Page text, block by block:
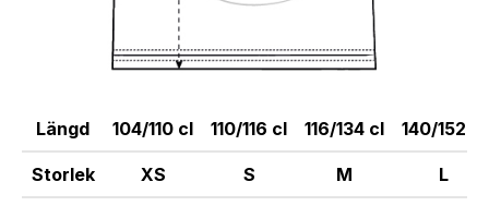
Längd 104/110 cl 110/116 cl 116/134 cl 140/152 cl
Storlek XS S M L